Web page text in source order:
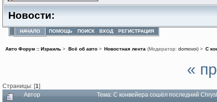
Новости:
НАЧАЛО ПОМОЩЬ ПОИСК ВХОД РЕГИСТРАЦИЯ
Авто Форум :: Израиль > Всё об авто> Новостная лента(Модератор: domovoi) > С
«
Страницы: [1]
Автор Тема: С конвейера сошёл последний